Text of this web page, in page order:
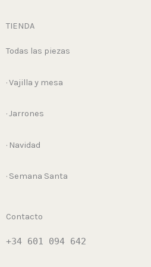
TIENDA
Todas las piezas
· Vajilla y mesa
· Jarrones
· Navidad
· Semana Santa
Contacto
+34 601 094 642